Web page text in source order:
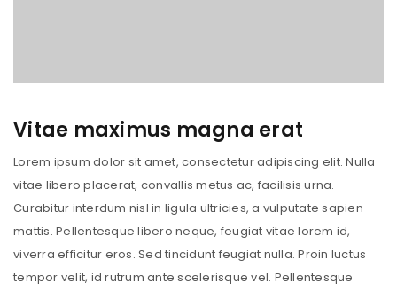
Vitae maximus magna erat
Lorem ipsum dolor sit amet, consectetur adipiscing elit. Nulla
vitae libero placerat, convallis metus ac, facilisis urna.
Curabitur interdum nisl in ligula ultricies, a vulputate sapien
mattis. Pellentesque libero neque, feugiat vitae lorem id,
viverra efficitur eros. Sed tincidunt feugiat nulla. Proin luctus
tempor velit, id rutrum ante scelerisque vel. Pellentesque